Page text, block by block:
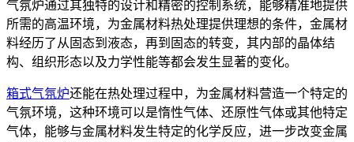
气氛炉通过其独特的设计和精密的控制系统，能够精准地提供
所需的高温环境，为金属材料热处理提供理想的条件，金属材
料经历了从固态到液态，再到固态的转变，其内部的晶体结
构、组织形态以及力学性能等都会发生显著的变化。
箱式气氛炉还能在热处理过程中，为金属材料营造一个特定的
气氛环境，这种环境可以是惰性气体、还原性气体或其他特定
气体，能够与金属材料发生特定的化学反应，进一步改变金属